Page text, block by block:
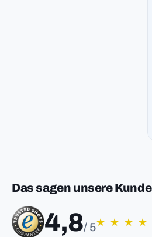
Das sagen unsere
4,8/ 5★ ★ ★ ★